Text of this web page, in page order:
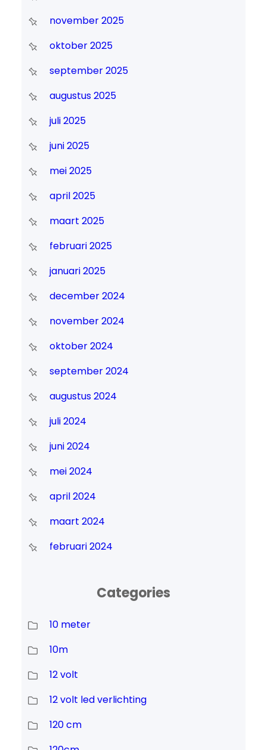
november 2025
oktober 2025
september 2025
augustus 2025
juli 2025
juni 2025
mei 2025
april 2025
maart 2025
februari 2025
januari 2025
december 2024
november 2024
oktober 2024
september 2024
augustus 2024
juli 2024
juni 2024
mei 2024
april 2024
maart 2024
februari 2024
Categories
10 meter
10m
12 volt
12 volt led verlichting
120 cm